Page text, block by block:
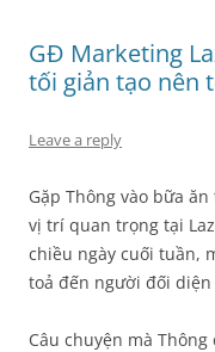
GĐ Marketing
tối giản tạo nên
Leave a reply
Gặp Thông vào bữa
vị trí quan trọng tại
chiều ngày cuối tuần,
toả đến người đối
Câu chuyện mà